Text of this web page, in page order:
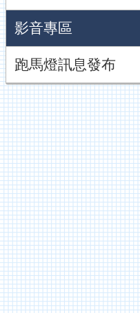
影音專區
跑馬燈訊息發布